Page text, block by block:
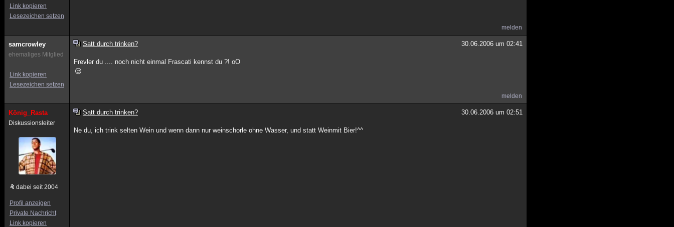
Link kopieren
Lesezeichen setzen
melden
samcrowley
ehemaliges Mitglied
Link kopieren
Lesezeichen setzen
Satt durch trinken? 30.06.2006 um 02:41
Frevler du .... noch nicht einmal Frascati kennst du ?! oO
melden
König_Rasta
Diskussionsleiter
dabei seit 2004
Profil anzeigen
Private Nachricht
Link kopieren
Satt durch trinken? 30.06.2006 um 02:51
Ne du, ich trink selten Wein und wenn dann nur weinschorle ohne Wasser, und statt Weinmit Bier!^^